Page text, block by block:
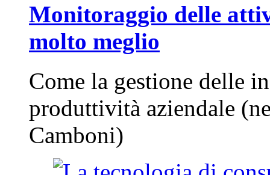
Monitoraggio delle
molto meglio
Come la gestione delle
produttività aziendale
Camboni)